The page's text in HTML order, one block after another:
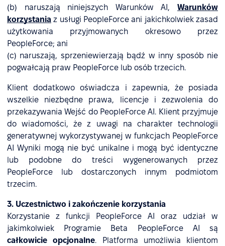
(b) naruszają niniejszych Warunków AI, Warunków
korzystania z usługi PeopleForce ani jakichkolwiek zasad
użytkowania przyjmowanych okresowo przez
PeopleForce; ani
(c) naruszają, sprzeniewierzają bądź w inny sposób nie
pogwałcają praw PeopleForce lub osób trzecich.
Klient dodatkowo oświadcza i zapewnia, że posiada
wszelkie niezbędne prawa, licencje i zezwolenia do
przekazywania Wejść do PeopleForce AI. Klient przyjmuje
do wiadomości, że z uwagi na charakter technologii
generatywnej wykorzystywanej w funkcjach PeopleForce
AI Wyniki mogą nie być unikalne i mogą być identyczne
lub podobne do treści wygenerowanych przez
PeopleForce lub dostarczonych innym podmiotom
trzecim.
3. Uczestnictwo i zakończenie korzystania
Korzystanie z funkcji PeopleForce AI oraz udział w
jakimkolwiek Programie Beta PeopleForce AI są
całkowicie opcjonalne. Platforma umożliwia klientom